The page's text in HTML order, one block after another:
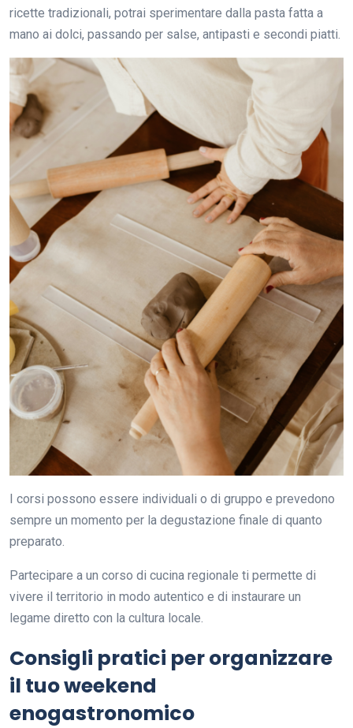
ricette tradizionali, potrai sperimentare dalla pasta fatta a
mano ai dolci, passando per salse, antipasti e secondi piatti.
I corsi possono essere individuali o di gruppo e prevedono
sempre un momento per la degustazione finale di quanto
preparato.
Partecipare a un corso di cucina regionale ti permette di
vivere il territorio in modo autentico e di instaurare un
legame diretto con la cultura locale.
Consigli pratici per organizzare
il tuo weekend
enogastronomico